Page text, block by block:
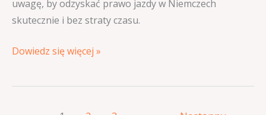
uwagę, by odzyskać prawo jazdy w Niemczech
skutecznie i bez straty czasu.
Dowiedz się więcej »